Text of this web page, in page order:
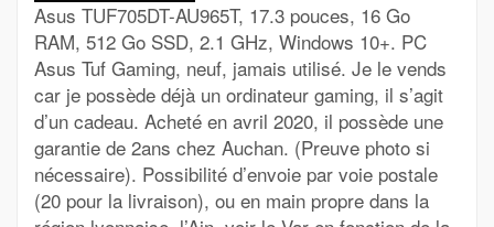
Asus TUF705DT-AU965T, 17.3 pouces, 16 Go
RAM, 512 Go SSD, 2.1 GHz, Windows 10+. PC
Asus Tuf Gaming, neuf, jamais utilisé. Je le vends
car je possède déjà un ordinateur gaming, il s’agit
d’un cadeau. Acheté en avril 2020, il possède une
garantie de 2ans chez Auchan. (Preuve photo si
nécessaire). Possibilité d’envoie par voie postale
(20 pour la livraison), ou en main propre dans la